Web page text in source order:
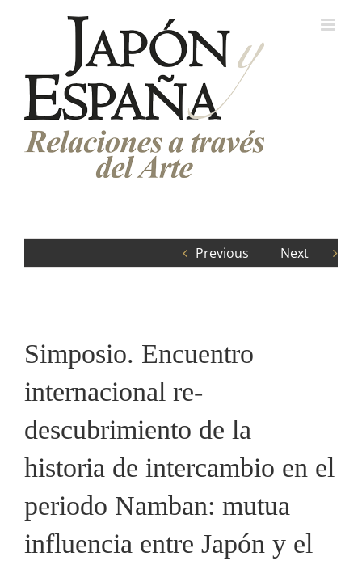
Previous Next
Simposio. Encuentro
internacional re-
descubrimiento de la
historia de intercambio en el
periodo Namban: mutua
influencia entre Japón y el